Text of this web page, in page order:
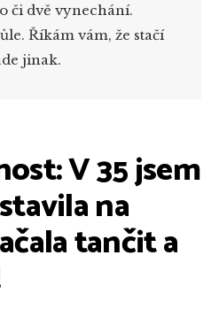
či dvě vynechání.
Říkám vám, že stačí
jinak.
V 35 jsem
na
tančit a